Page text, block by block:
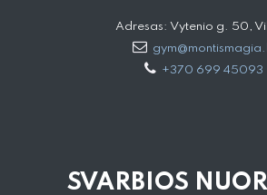
Adresas: Vytenio g. 50,
+370 699 45093
SVARBIOS